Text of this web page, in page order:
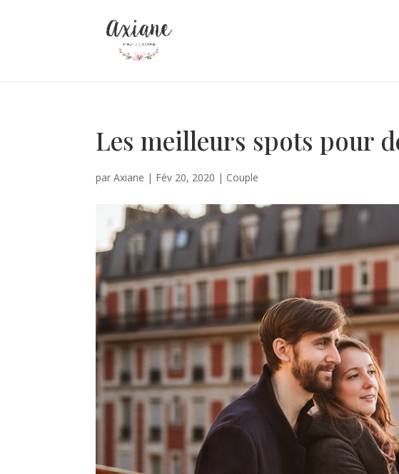
Les meilleurs spots pour
parAxiane | Fév 20, 2020 | Couple